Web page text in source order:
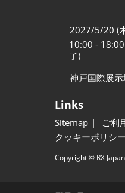
2027/5/20 (
10:00 -
了)
神戸国際展
Links
Sitemap ご利
クッキーポリシー
Copyright © RX